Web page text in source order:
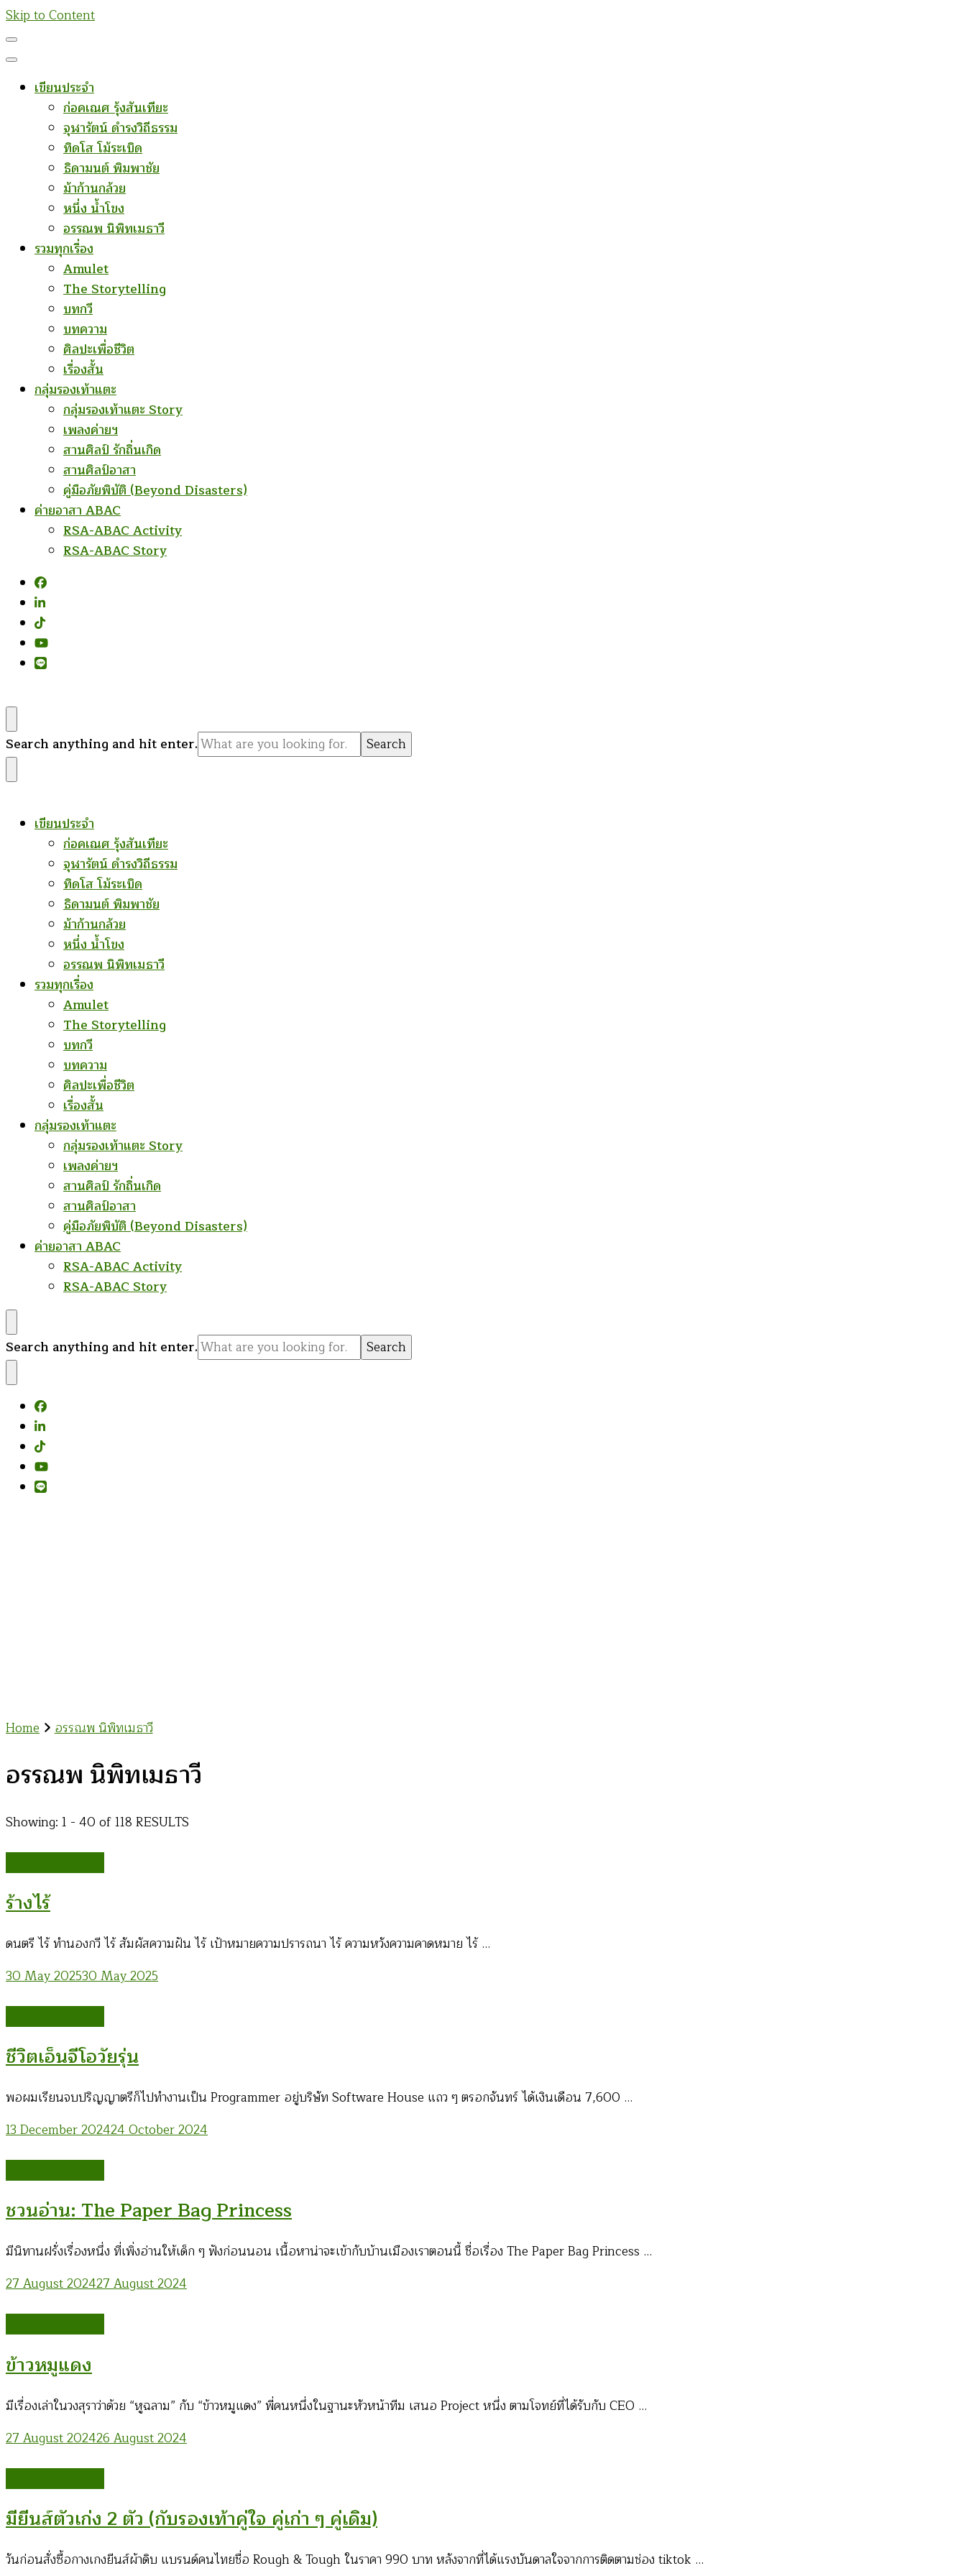
Skip to Content
เขียนประจำ
ก่อคเณศ รุ้งสันเทียะ
จุฬารัตน์ ดำรงวิถีธรรม
ทิดโส โม้ระเบิด
ธิดามนต์ พิมพาชัย
ม้าก้านกล้วย
หนึ่ง น้ำโขง
อรรณพ นิพิทเมธาวี
รวมทุกเรื่อง
Amulet
The Storytelling
บทกวี
บทความ
ศิลปะเพื่อชีวิต
เรื่องสั้น
กลุ่มรองเท้าแตะ
กลุ่มรองเท้าแตะ Story
เพลงค่ายฯ
สานศิลป์ รักถิ่นเกิด
สานศิลป์อาสา
คู่มือภัยพิบัติ (Beyond Disasters)
ค่ายอาสา ABAC
RSA-ABAC Activity
RSA-ABAC Story
Looking
for
Something?
Search anything and hit enter.
เขียนประจำ
ก่อคเณศ รุ้งสันเทียะ
จุฬารัตน์ ดำรงวิถีธรรม
ทิดโส โม้ระเบิด
ธิดามนต์ พิมพาชัย
ม้าก้านกล้วย
หนึ่ง น้ำโขง
อรรณพ นิพิทเมธาวี
รวมทุกเรื่อง
Amulet
The Storytelling
บทกวี
บทความ
ศิลปะเพื่อชีวิต
เรื่องสั้น
กลุ่มรองเท้าแตะ
กลุ่มรองเท้าแตะ Story
เพลงค่ายฯ
สานศิลป์ รักถิ่นเกิด
สานศิลป์อาสา
คู่มือภัยพิบัติ (Beyond Disasters)
ค่ายอาสา ABAC
RSA-ABAC Activity
RSA-ABAC Story
Looking
for
Something?
Search anything and hit enter.
Home อรรณพ นิพิทเมธาวี
อรรณพ นิพิทเมธาวี
Showing: 1 - 40 of 118 RESULTS
ร้างไร้
ดนตรี ไร้ ทำนองกวี ไร้ สัมผัสความฝัน ไร้ เป้าหมายความปรารถนา ไร้ ความหวังความคาดหมาย ไร้ …
30 May 202530 May 2025
ชีวิตเอ็นจีโอวัยรุ่น
พอผมเรียนจบปริญญาตรีก็ไปทำงานเป็น Programmer อยู่บริษัท Software House แถว ๆ ตรอกจันทร์ ได้เงินเดือน 7,600 …
13 December 202424 October 2024
ชวนอ่าน: The Paper Bag Princess
มีนิทานฝรั่งเรื่องหนึ่ง ที่เพิ่งอ่านให้เด็ก ๆ ฟังก่อนนอน เนื้อหาน่าจะเข้ากับบ้านเมืองเราตอนนี้ ชื่อเรื่อง The Paper Bag Princess …
27 August 202427 August 2024
ข้าวหมูแดง
มีเรื่องเล่าในวงสุราว่าด้วย “หูฉลาม” กับ “ข้าวหมูแดง” พี่คนหนึ่งในฐานะหัวหน้าทีม เสนอ Project หนึ่ง ตามโจทย์ที่ได้รับกับ CEO …
27 August 202426 August 2024
มียีนส์ตัวเก่ง 2 ตัว (กับรองเท้าคู่ใจ คู่เก่า ๆ คู่เดิม)
วันก่อนสั่งซื้อกางเกงยีนส์ผ้าดิบ แบรนด์คนไทยชื่อ Rough & Tough ในราคา 990 บาท หลังจากที่ได้แรงบันดาลใจจากการติดตามช่อง tiktok …